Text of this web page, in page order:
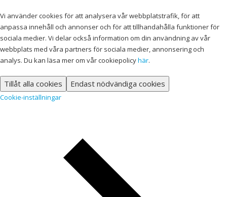
Vi använder cookies för att analysera vår webbplatstrafik, för att
anpassa innehåll och annonser och för att tillhandahålla funktioner för
sociala medier. Vi delar också information om din användning av vår
webbplats med våra partners för sociala medier, annonsering och
analys. Du kan läsa mer om vår cookiepolicyhär.
Tillåt alla cookies Endast nödvändiga cookies
Cookie-inställningar